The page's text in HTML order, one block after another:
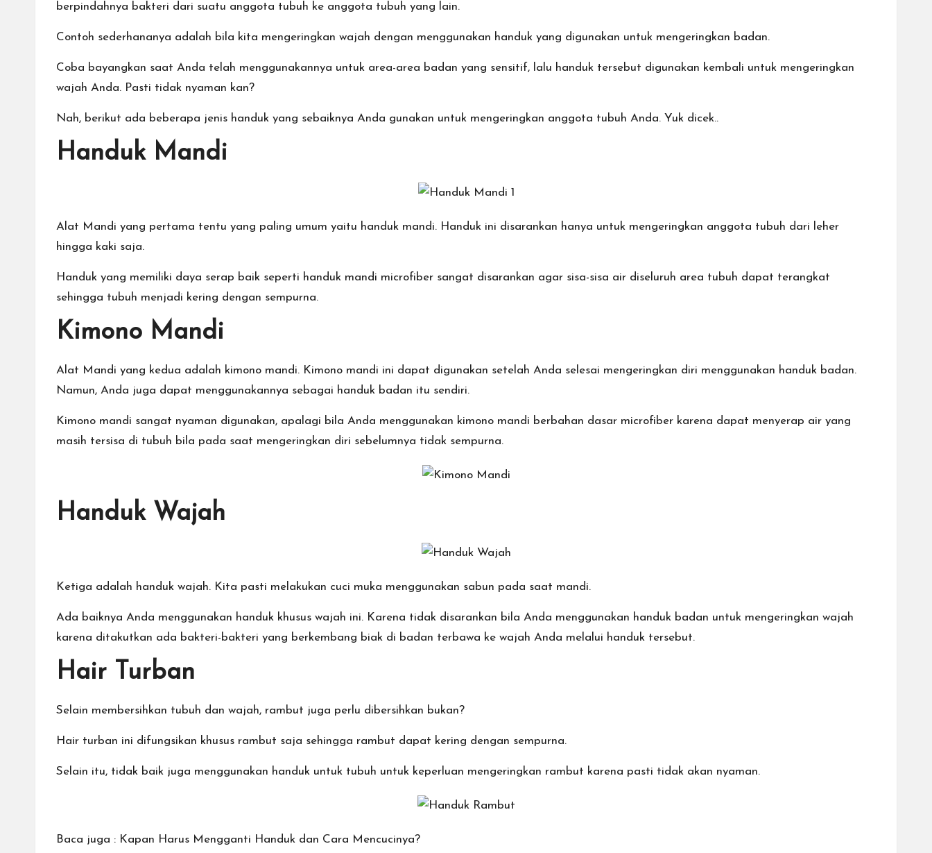
berpindahnya bakteri dari suatu anggota tubuh ke anggota tubuh yang lain.
Contoh sederhananya adalah bila kita mengeringkan wajah dengan menggunakan handuk yang digunakan untuk mengeringkan badan.
Coba bayangkan saat Anda telah menggunakannya untuk area-area badan yang sensitif, lalu handuk tersebut digunakan kembali untuk mengeringkan
wajah Anda. Pasti tidak nyaman kan?
Nah, berikut ada beberapa jenis handuk yang sebaiknya Anda gunakan untuk mengeringkan anggota tubuh Anda. Yuk dicek..
Handuk Mandi
Alat Mandi yang pertama tentu yang paling umum yaitu handuk mandi. Handuk ini disarankan hanya untuk mengeringkan anggota tubuh dari leher
hingga kaki saja.
Handuk yang memiliki daya serap baik seperti handuk mandi microfiber sangat disarankan agar sisa-sisa air diseluruh area tubuh dapat terangkat
sehingga tubuh menjadi kering dengan sempurna.
Kimono Mandi
Alat Mandi yang kedua adalah kimono mandi. Kimono mandi ini dapat digunakan setelah Anda selesai mengeringkan diri menggunakan handuk badan.
Namun, Anda juga dapat menggunakannya sebagai handuk badan itu sendiri.
Kimono mandi sangat nyaman digunakan, apalagi bila Anda menggunakan kimono mandi berbahan dasar microfiber karena dapat menyerap air yang
masih tersisa di tubuh bila pada saat mengeringkan diri sebelumnya tidak sempurna.
Handuk Wajah
Ketiga adalah handuk wajah. Kita pasti melakukan cuci muka menggunakan sabun pada saat mandi.
Ada baiknya Anda menggunakan handuk khusus wajah ini. Karena tidak disarankan bila Anda menggunakan handuk badan untuk mengeringkan wajah
karena ditakutkan ada bakteri-bakteri yang berkembang biak di badan terbawa ke wajah Anda melalui handuk tersebut.
Hair Turban
Selain membersihkan tubuh dan wajah, rambut juga perlu dibersihkan bukan?
Hair turban ini difungsikan khusus rambut saja sehingga rambut dapat kering dengan sempurna.
Selain itu, tidak baik juga menggunakan handuk untuk tubuh untuk keperluan mengeringkan rambut karena pasti tidak akan nyaman.
Baca juga : Kapan Harus Mengganti Handuk dan Cara Mencucinya?